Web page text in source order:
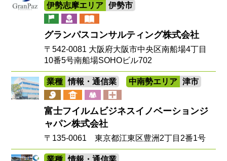
伊勢志摩エリア
伊勢市
グランパスコンサルティング株式会社
〒542-0081 大阪府大阪市中央区南船場4丁目
10番5号南船場SOHOビル702
業種 情報・通信業 中南勢エリア 津市
富士フイルムビジネスイノベーションジ
ャパン株式会社
〒135-0061 東京都江東区豊洲2丁目2番1号
業種
情報・通信業